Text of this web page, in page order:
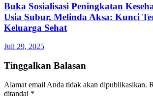
Buka Sosialisasi Peningkatan
Usia Subur, Melinda Aksa: Kunci
Keluarga Sehat
Juli 29, 2025
Tinggalkan Balasan
Alamat email Anda tidak akan dipublikasikan.
ditandai *